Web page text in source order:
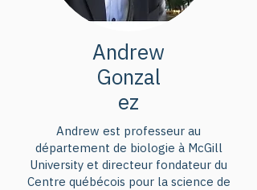
Andrew
Gonzal
ez
Andrew est professeur au
département de biologie à McGill
University et directeur fondateur du
Centre québécois pour la science de